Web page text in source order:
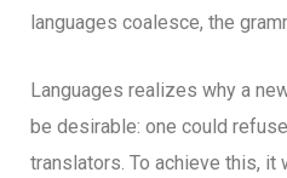
languages coalesce, the
Languages realizes why a
be desirable: one could
translators. To achieve this, it